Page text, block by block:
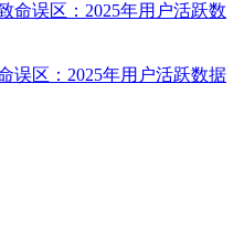
误区：2025年用户活跃数据